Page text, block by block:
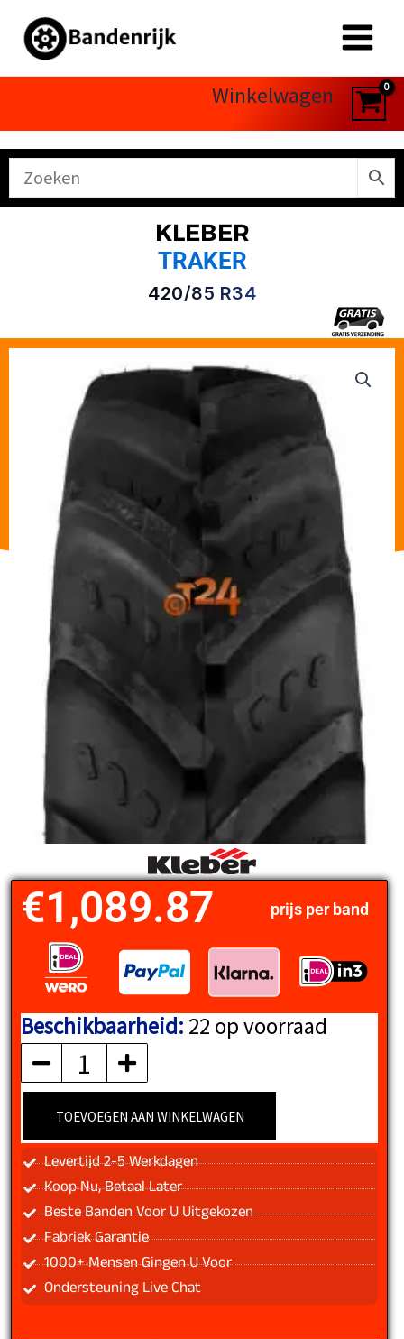
naar
Winkelwagen
KLEBER
TRAKER
420/85 R34
prijs per band
€1,089.87
Beschikbaarheid: 22 op voorraad
KLEBER
aantal
TOEVOEGEN AAN WINKELWAGEN
Levertijd 2-5 Werkdagen
Koop Nu, Betaal Later
Beste Banden Voor U Uitgekozen
Fabriek Garantie
1000+ Mensen Gingen U Voor
Ondersteuning Live Chat